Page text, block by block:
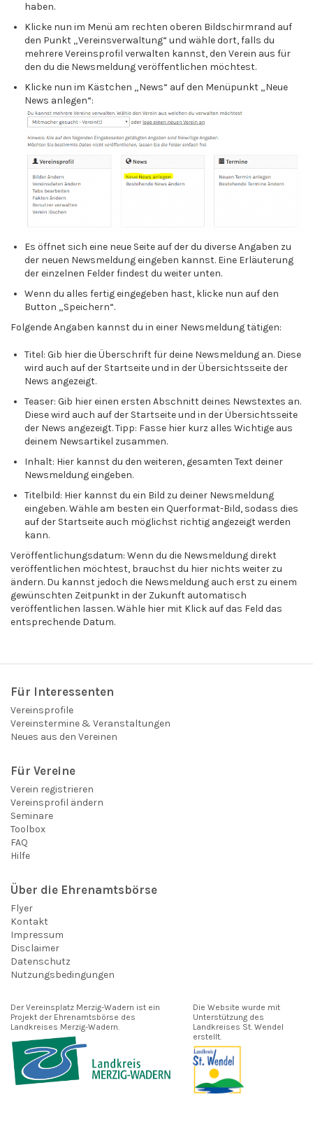
haben.
Klicke nun im Menü am rechten oberen Bildschirmrand auf
den Punkt „Vereinsverwaltung“ und wähle dort, falls du
mehrere Vereinsprofil verwalten kannst, den Verein aus für
den du die Newsmeldung veröffentlichen möchtest.
Klicke nun im Kästchen „News“ auf den Menüpunkt „Neue
News anlegen“:
Es öffnet sich eine neue Seite auf der du diverse Angaben zu
der neuen Newsmeldung eingeben kannst. Eine Erläuterung
der einzelnen Felder findest du weiter unten.
Wenn du alles fertig eingegeben hast, klicke nun auf den
Button „Speichern“.
Folgende Angaben kannst du in einer Newsmeldung tätigen:
Titel: Gib hier die Überschrift für deine Newsmeldung an. Diese
wird auch auf der Startseite und in der Übersichtsseite der
News angezeigt.
Teaser: Gib hier einen ersten Abschnitt deines Newstextes an.
Diese wird auch auf der Startseite und in der Übersichtsseite
der News angezeigt. Tipp: Fasse hier kurz alles Wichtige aus
deinem Newsartikel zusammen.
Inhalt: Hier kannst du den weiteren, gesamten Text deiner
Newsmeldung eingeben.
Titelbild: Hier kannst du ein Bild zu deiner Newsmeldung
eingeben. Wähle am besten ein Querformat-Bild, sodass dies
auf der Startseite auch möglichst richtig angezeigt werden
kann.
Veröffentlichungsdatum: Wenn du die Newsmeldung direkt
veröffentlichen möchtest, brauchst du hier nichts weiter zu
ändern. Du kannst jedoch die Newsmeldung auch erst zu einem
gewünschten Zeitpunkt in der Zukunft automatisch
veröffentlichen lassen. Wähle hier mit Klick auf das Feld das
entsprechende Datum.
Für Interessenten
Vereinsprofile
Vereinstermine & Veranstaltungen
Neues aus den Vereinen
Für Vereine
Verein registrieren
Vereinsprofil ändern
Seminare
Toolbox
FAQ
Hilfe
Über die Ehrenamtsbörse
Flyer
Kontakt
Impressum
Disclaimer
Datenschutz
Nutzungsbedingungen
Der Vereinsplatz Merzig-Wadern ist ein
Projekt der Ehrenamtsbörse des
Landkreises Merzig-Wadern.
Die Website wurde mit
Unterstützung des
Landkreises St. Wendel
erstellt.